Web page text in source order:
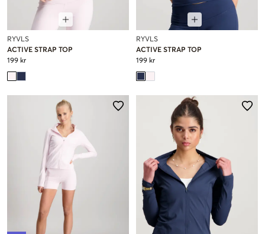
RYVLS
ACTIVE STRAP TOP
199 kr
RYVLS
ACTIVE STRAP TOP
199 kr